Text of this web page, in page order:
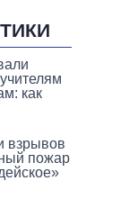
как
взрывов
пожар